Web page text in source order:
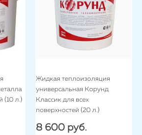
(10 л.)
Жидкая теплоизоляция
универсальная Корунд
Классик для всех
поверхностей (20 л.)
8 600 руб.